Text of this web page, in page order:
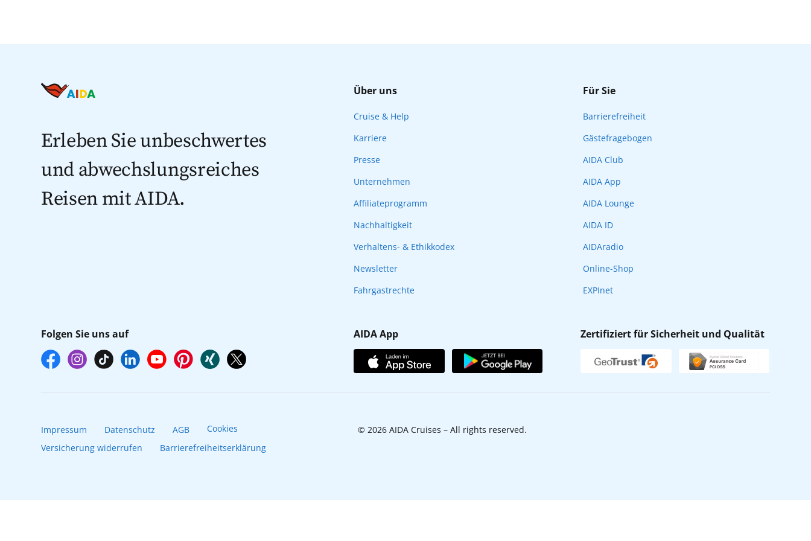
Erleben Sie unbeschwertes
und abwechslungsreiches
Reisen mit AIDA.
Folgen Sie uns auf
Über uns
Cruise & Help
Karriere
Presse
Unternehmen
Affiliateprogramm
Nachhaltigkeit
Verhaltens- & Ethikkodex
Newsletter
Fahrgastrechte
Für Sie
Barrierefreiheit
Gästefragebogen
AIDA Club
AIDA App
AIDA Lounge
AIDA ID
AIDAradio
Online-Shop
EXPInet
AIDA App Zertifiziert für Sicherheit und Qualität
Impressum Datenschutz AGB
Cookies
Versicherung widerrufen
Barrierefreiheitserklärung
© 2026 AIDA Cruises – All rights reserved.